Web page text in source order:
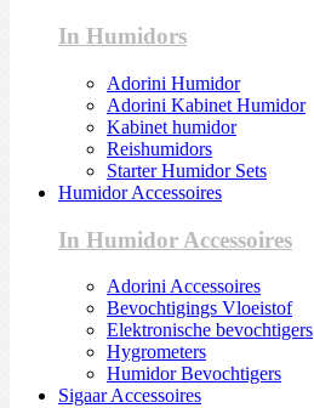
In Humidors
Adorini Humidor
Adorini Kabinet Humidor
Kabinet humidor
Reishumidors
Starter Humidor Sets
Humidor Accessoires
In Humidor Accessoires
Adorini Accessoires
Bevochtigings Vloeistof
Elektronische bevochtigers
Hygrometers
Humidor Bevochtigers
Sigaar Accessoires